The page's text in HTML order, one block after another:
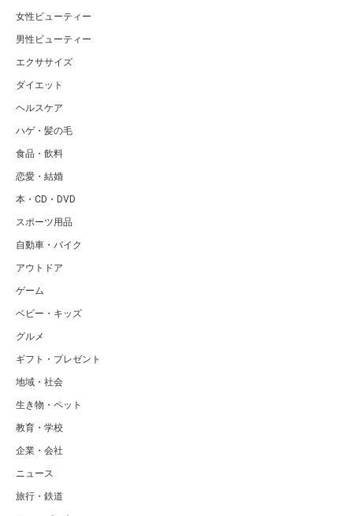
女性ビューティー
男性ビューティー
エクササイズ
ダイエット
ヘルスケア
ハゲ・髪の毛
食品・飲料
恋愛・結婚
本・CD・DVD
スポーツ用品
自動車・バイク
アウトドア
ゲーム
ベビー・キッズ
グルメ
ギフト・プレゼント
地域・社会
生き物・ペット
教育・学校
企業・会社
ニュース
旅行・鉄道